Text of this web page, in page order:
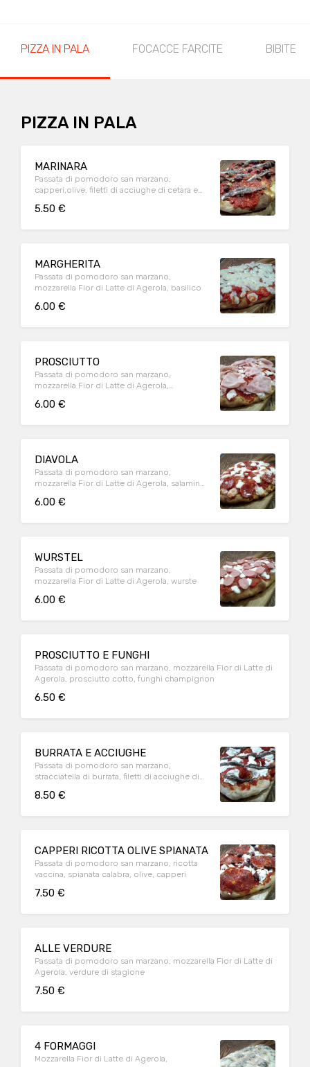
PIZZA IN PALA FOCACCE FARCITE BIBITE
PIZZA IN PALA
MARINARA
Passata di pomodoro san marzano,
capperi,olive, filetti di acciughe di cetara e
5.50 €
MARGHERITA
Passata di pomodoro san marzano,
mozzarella Fior di Latte di Agerola, basilico
6.00 €
PROSCIUTTO
Passata di pomodoro san marzano,
mozzarella Fior di Latte di Agerola,
6.00 €
DIAVOLA
Passata di pomodoro san marzano,
mozzarella Fior di Latte di Agerola, salamino
6.00 €
WURSTEL
Passata di pomodoro san marzano,
mozzarella Fior di Latte di Agerola, wurste
6.00 €
PROSCIUTTO E FUNGHI
Passata di pomodoro san marzano, mozzarella Fior di Latte di
Agerola, prosciutto cotto, funghi champignon
6.50 €
BURRATA E ACCIUGHE
Passata di pomodoro san marzano,
stracciatella di burrata, filetti di acciughe di
8.50 €
CAPPERI RICOTTA OLIVE SPIANATA
Passata di pomodoro san marzano, ricotta
vaccina, spianata calabra, olive, capperi
7.50 €
ALLE VERDURE
Passata di pomodoro san marzano, mozzarella Fior di Latte di
Agerola, verdure di stagione
7.50 €
4 FORMAGGI
Mozzarella Fior di Latte di Agerola,